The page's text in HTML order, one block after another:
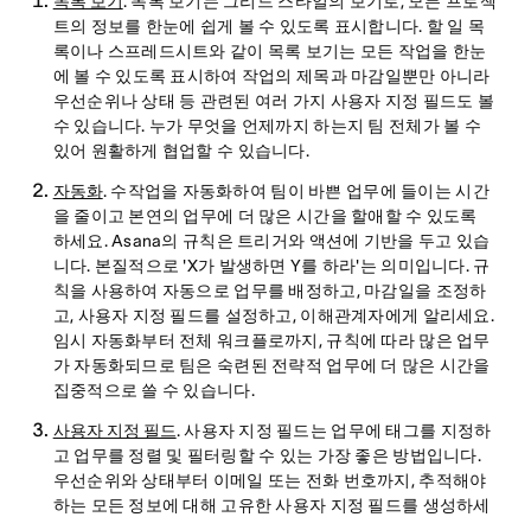
트의 정보를 한눈에 쉽게 볼 수 있도록 표시합니다. 할 일 목
록이나 스프레드시트와 같이 목록 보기는 모든 작업을 한눈
에 볼 수 있도록 표시하여 작업의 제목과 마감일뿐만 아니라
우선순위나 상태 등 관련된 여러 가지 사용자 지정 필드도 볼
수 있습니다. 누가 무엇을 언제까지 하는지 팀 전체가 볼 수
있어 원활하게 협업할 수 있습니다.
자동화. 수작업을 자동화하여 팀이 바쁜 업무에 들이는 시간
을 줄이고 본연의 업무에 더 많은 시간을 할애할 수 있도록
하세요. Asana의 규칙은 트리거와 액션에 기반을 두고 있습
니다. 본질적으로 'X가 발생하면 Y를 하라'는 의미입니다. 규
칙을 사용하여 자동으로 업무를 배정하고, 마감일을 조정하
고, 사용자 지정 필드를 설정하고, 이해관계자에게 알리세요.
임시 자동화부터 전체 워크플로까지, 규칙에 따라 많은 업무
가 자동화되므로 팀은 숙련된 전략적 업무에 더 많은 시간을
집중적으로 쓸 수 있습니다.
사용자 지정 필드. 사용자 지정 필드는 업무에 태그를 지정하
고 업무를 정렬 및 필터링할 수 있는 가장 좋은 방법입니다.
우선순위와 상태부터 이메일 또는 전화 번호까지, 추적해야
하는 모든 정보에 대해 고유한 사용자 지정 필드를 생성하세